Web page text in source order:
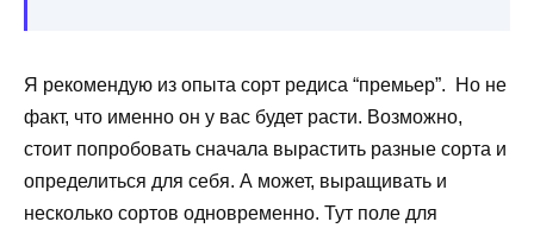
Я рекомендую из опыта сорт редиса “премьер”. Но не
факт, что именно он у вас будет расти. Возможно,
стоит попробовать сначала вырастить разные сорта и
определиться для себя. А может, выращивать и
несколько сортов одновременно. Тут поле для